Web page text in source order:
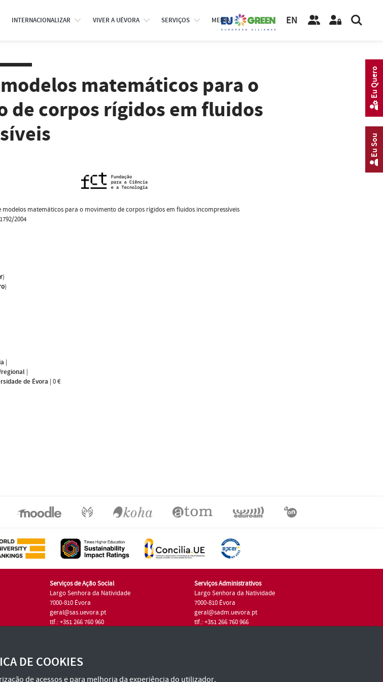
INTERNACIONALIZAR VIVER A UÉVORA SERVIÇOS MEDIA EN
matemáticos para o
de corpos rígidos em fluidos
modelos matemáticos para o movimento de corpos rígidos em fluidos incompressíveis
2004
)
)
|
|
de Évora | 0 €
Serviços de Ação Social
Largo Senhora da Natividade
7000-810 Évora
geral@sas.uevora.pt
tlf.: +351 266 760 960
Serviços Administrativos
Largo Senhora da Natividade
7000-810 Évora
geral@sadm.uevora.pt
tlf.: +351 266 760 966
Eu Sou
Eu Quero
DE COOKIES
de acessos e para melhoria da experiência do utilizador.